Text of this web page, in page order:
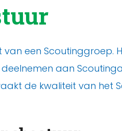
een Scoutinggroep.
aan
de kwaliteit van het